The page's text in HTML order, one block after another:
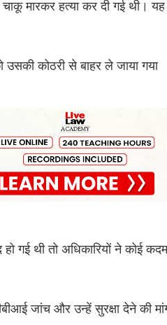
चाकू मारकर हत्या कर दी गई थी। यह
कोठरी से बाहर ले जाया गया
गई थी तो अधिकारियों ने कोई कदम
जांच और उन्हें सुरक्षा देने की